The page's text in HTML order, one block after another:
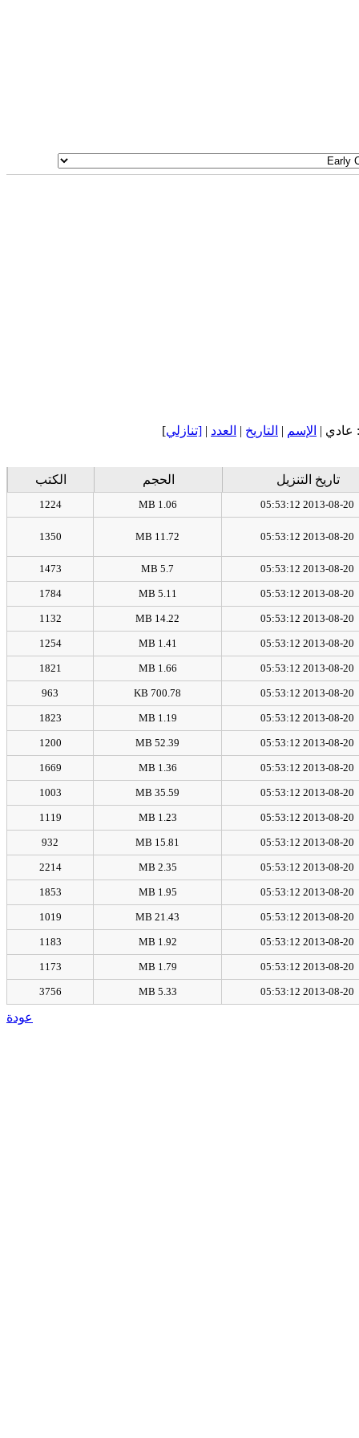
| الإسم | التاريخ | العدد | [تنازلي]
تاريخ التنزيل الحجم الكتب
2013-08-20 05:53:12
1.06 MB
1224
2013-08-20 05:53:12
11.72 MB
1350
2013-08-20 05:53:12
5.7 MB
1473
2013-08-20 05:53:12
5.11 MB
1784
2013-08-20 05:53:12
14.22 MB
1132
2013-08-20 05:53:12
1.41 MB
1254
2013-08-20 05:53:12
1.66 MB
1821
2013-08-20 05:53:12
700.78 KB
963
2013-08-20 05:53:12
1.19 MB
1823
2013-08-20 05:53:12
52.39 MB
1200
2013-08-20 05:53:12
1.36 MB
1669
2013-08-20 05:53:12
35.59 MB
1003
2013-08-20 05:53:12
1.23 MB
1119
2013-08-20 05:53:12
15.81 MB
932
2013-08-20 05:53:12
2.35 MB
2214
2013-08-20 05:53:12
1.95 MB
1853
2013-08-20 05:53:12
21.43 MB
1019
2013-08-20 05:53:12
1.92 MB
1183
2013-08-20 05:53:12
1.79 MB
1173
2013-08-20 05:53:12
5.33 MB
3756
عودة